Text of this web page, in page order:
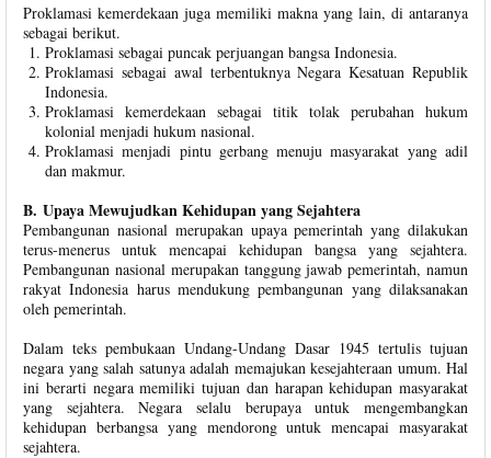
Proklamasi kemerdekaan juga memiliki makna yang lain, di antaranya
sebagai berikut.
Proklamasi sebagai puncak perjuangan bangsa Indonesia.
Proklamasi sebagai awal terbentuknya Negara Kesatuan Republik
Indonesia.
Proklamasi kemerdekaan sebagai titik tolak perubahan hukum
kolonial menjadi hukum nasional.
Proklamasi menjadi pintu gerbang menuju masyarakat yang adil
dan makmur.
B. Upaya Mewujudkan Kehidupan yang Sejahtera
Pembangunan nasional merupakan upaya pemerintah yang dilakukan
terus-menerus untuk mencapai kehidupan bangsa yang sejahtera.
Pembangunan nasional merupakan tanggung jawab pemerintah, namun
rakyat Indonesia harus mendukung pembangunan yang dilaksanakan
oleh pemerintah.
Dalam teks pembukaan Undang-Undang Dasar 1945 tertulis tujuan
negara yang salah satunya adalah memajukan kesejahteraan umum. Hal
ini berarti negara memiliki tujuan dan harapan kehidupan masyarakat
yang sejahtera. Negara selalu berupaya untuk mengembangkan
kehidupan berbangsa yang mendorong untuk mencapai masyarakat
sejahtera.